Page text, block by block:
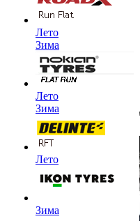
Лето
Зима
Лето
Зима
Лето
Зима